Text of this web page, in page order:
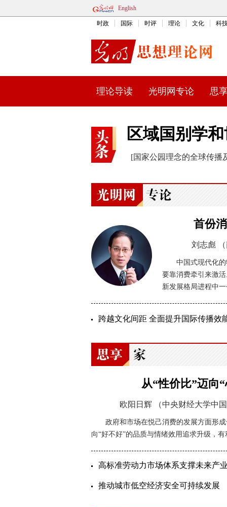
English
时政 国际 时评 理论 文化 科
理论导读 光明网专论 思
区域国别学
[国家公园理念的全球传播
首份
刘志彪
中国式现代化
要靠消费牵引来激
新发展格局进程中
跨越文化间距 全面提升国际传播效
“理响中国·文化旗帜”党校公
从“性价比”迈向
欧阳日辉 （中央财经大学中
政府和市场在悦己消费的发展方面形
向“好不好”的品质与情绪效用追求升级，
高标准劳动力市场体系支撑未来产
推动城市低空经济安全可持续发展